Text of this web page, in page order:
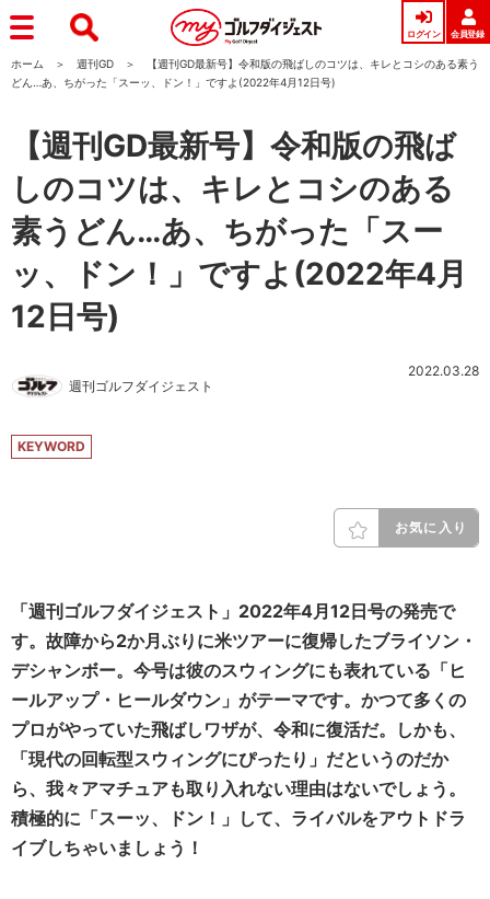
ログイン 会員登録
ホーム 週刊GD
【週刊GD最新号】令和版の飛ばしのコツは、キレとコシのある素う
どん…あ、ちがった「スーッ、ドン！」ですよ(2022年4月12日号)
【週刊GD最新号】令和版の飛ば
しのコツは、キレとコシのある
素うどん…あ、ちがった「スー
ッ、ドン！」ですよ(2022年4月
12日号)
週刊ゴルフダイジェスト
2022.03.28
KEYWORD
お気に入り
「週刊ゴルフダイジェスト」2022年4月12日号の発売で
す。故障から2か月ぶりに米ツアーに復帰したブライソン・
デシャンボー。今号は彼のスウィングにも表れている「ヒ
ールアップ・ヒールダウン」がテーマです。かつて多くの
プロがやっていた飛ばしワザが、令和に復活だ。しかも、
「現代の回転型スウィングにぴったり」だというのだか
ら、我々アマチュアも取り入れない理由はないでしょう。
積極的に「スーッ、ドン！」して、ライバルをアウトドラ
イブしちゃいましょう！